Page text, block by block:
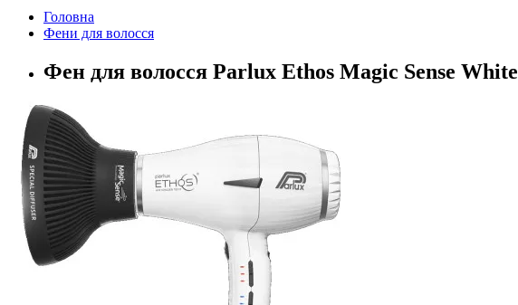
Головна
Фени для волосся
Фен для волосся Parlux Ethos Magic Sense White